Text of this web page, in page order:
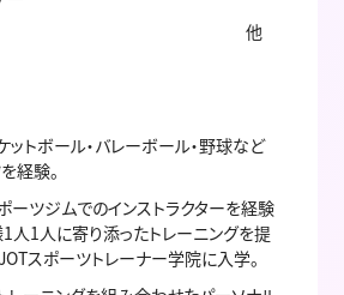
他
ットボール・バレーボール・野球など
経験。
ーツジムでのインストラクターを経験
1人1人に寄り添ったトレーニングを提
スポーツトレーナー学院に入学。